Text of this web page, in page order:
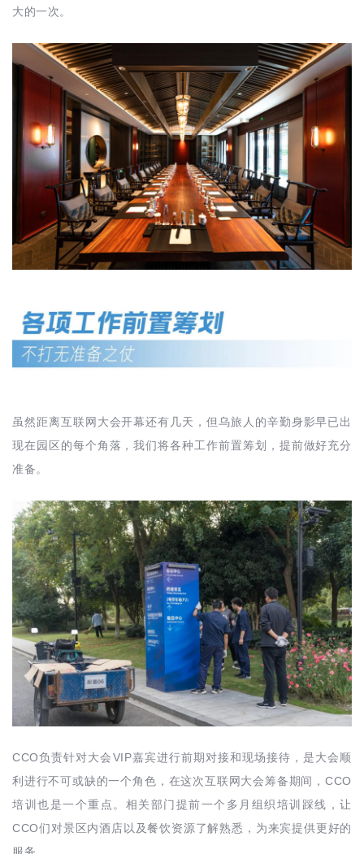
大的一次。
虽然距离互联网大会开幕还有几天，但乌旅人的辛勤身影早已出
现在园区的每个角落，我们将各种工作前置筹划，提前做好充分
准备。
CCO负责针对大会 VIP嘉宾进行前期对接和现场接待，是大会顺
利进行不可或缺的一个角色，在这次互联网大会筹备期间，CCO
培训也是一个重点。相关部门提前一个多月组织培训踩线，让
CCO们对景区内酒店以及餐饮资源了解熟悉，为来宾提供更好的